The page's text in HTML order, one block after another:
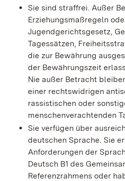
Sie sind straffrei. Außer
Erziehungsmaßregeln
Jugendgerichtsgesetz,
Tagessätzen,
die zur Bewährung
der Bewährungszeit
Nie außer Betracht
einer rechtswidrigen
rassistischen oder
menschenverachtenden
Sie verfügen über
deutschen Sprache. Sie
Anforderungen der
Deutsch B1 des
Referenzrahmens oder